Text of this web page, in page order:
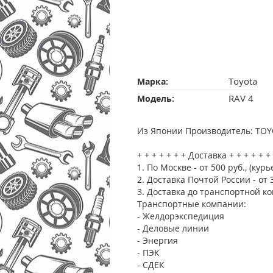
Марка: Toyota
Модель: RAV 4
Из Японии Производитель:
+ + + + + + + Доставка + + + + + +
1. По Москве - от 500 руб.,
2. Доставка Почтой России - от
3. Доставка до транспортной
Транспортные компании:
- Желдорэкспедиция
- Деловые линии
- Энергия
- ПЭК
- СДЕК